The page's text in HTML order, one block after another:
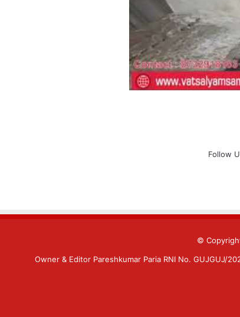
Follow
©
Owner & Editor Pareshkumar Paria RNI No. GUJGUJ/